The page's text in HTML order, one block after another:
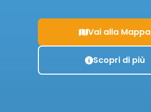
Vai alla Mappa
Scopri di più